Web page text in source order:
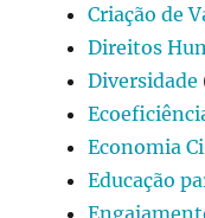
Criação de
Direitos
Diversidade
Economia
Educação